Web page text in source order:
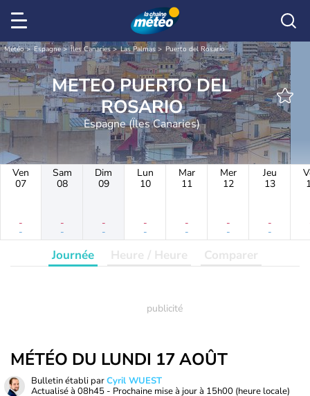
Météo Espagne Îles Canaries Las Palmas Puerto del Rosario
METEO PUERTO DEL
ROSARIO
Espagne (Îles Canaries)
Ven
07
-
-
Sam
08
-
-
Dim
09
-
-
Lun
10
-
-
Mar
11
-
-
Mer
12
-
-
Jeu
13
-
-
Journée Heure / Heure Comparer
MÉTÉO DU LUNDI 17 AOÛT
Bulletin établi parCyril WUEST
Actualisé à 08h45 - Prochaine mise à jour à 15h00 (heure locale)